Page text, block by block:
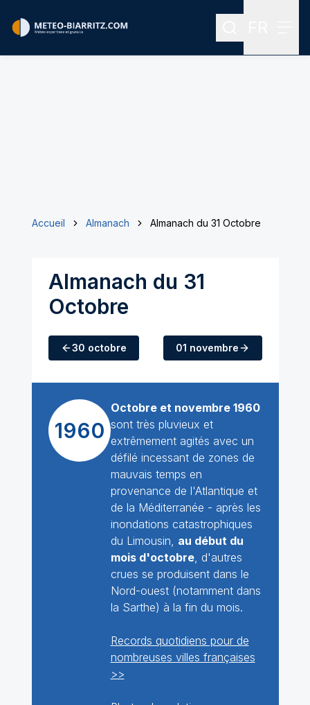
Rechercher
Accueil Almanach Almanach du 31 Octobre
Almanach du 31
Octobre
30 octobre 01 novembre
1960
Octobre et novembre 1960
sont très pluvieux et
extrêmement agités avec un
défilé incessant de zones de
mauvais temps en
provenance de l'Atlantique et
de la Méditerranée - après les
inondations catastrophiques
du Limousin, au début du
mois d'octobre, d'autres
crues se produisent dans le
Nord-ouest (notamment dans
la Sarthe) à la fin du mois.
Records quotidiens pour de
nombreuses villes françaises
>>